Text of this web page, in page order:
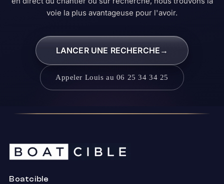
voie la plus avantageuse pour l'avoir.
LANCER UNE RECHERCHE →
Appeler Louis au 06 25 34 34 25
Boatcible